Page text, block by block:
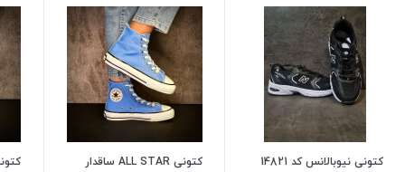
کتونی نیوبالانس کد 14821
کتونی ALL STAR ساقدار